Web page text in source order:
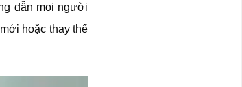
dẫn mọi người
hoặc thay thế